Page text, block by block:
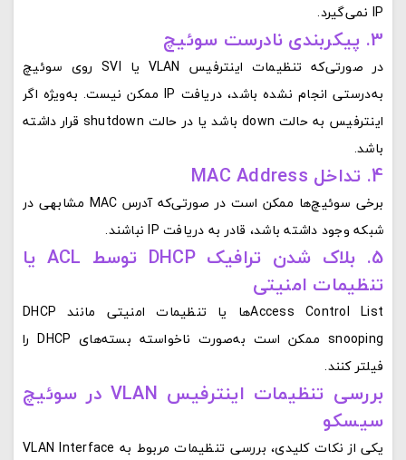
IP نمی‌گیرد.
3. پیکربندی نادرست سوئیچ
در صورتی‌که تنظیمات اینترفیس VLAN یا SVI روی سوئیچ
به‌درستی انجام نشده باشد، دریافت IP ممکن نیست. به‌ویژه اگر
اینترفیس به حالت down باشد یا در حالت shutdown قرار داشته
باشد.
4. تداخل MAC Address
برخی سوئیچ‌ها ممکن است در صورتی‌که آدرس MAC مشابهی در
شبکه وجود داشته باشد، قادر به دریافت IP نباشند.
5. بلاک شدن ترافیک DHCP توسط ACL یا
تنظیمات امنیتی
Access Control Listها یا تنظیمات امنیتی مانند DHCP
snooping ممکن است به‌صورت ناخواسته بسته‌های DHCP را
فیلتر کنند.
بررسی تنظیمات اینترفیس VLAN در سوئیچ
سیسکو
یکی از نکات کلیدی، بررسی تنظیمات مربوط به VLAN Interface